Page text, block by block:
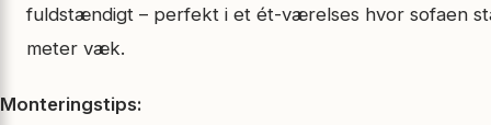
fuldstændigt – perfekt i et ét-værelses hvor sofaen
meter væk.
Monteringstips: